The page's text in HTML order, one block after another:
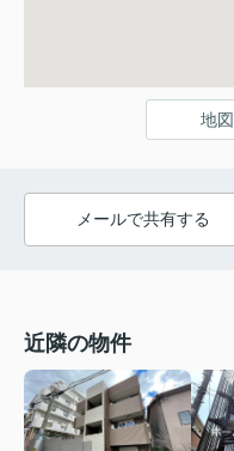
地
メールで共有する
近隣の物件